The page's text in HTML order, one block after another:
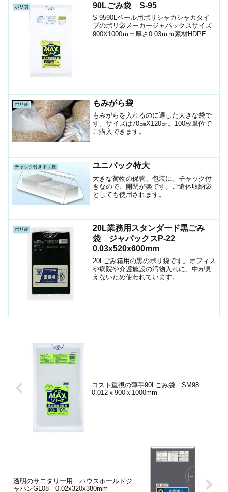
ポリ袋 90Lごみ袋 S-95
S-9590Lペール用ポリシャカシャカタイ
プのポリ袋メーカージャパックスサイズ
900X1000ｍｍ厚さ0.03ｍｍ素材HDPE色
ポリ袋 もみがら袋
もみがらを入れるのに適した大きな袋で
す。サイズは70㎝X120㎝。100枚単位で
ご購入できます。
チャック付きポリ袋 ユニパック特大
大きな荷物の保管、包装に。チャック付
きなので、開閉が楽です。ご遺体収納袋
としても使用されます。
ポリ袋
20L業務用スタンダード黒ごみ
袋 ジャパックスP-22
0.03x520x600mm
20Lごみ箱用の黒のポリ袋です。オフィス
や病院や介護施設の汚物入れに、中が見
えないため使われています。
コスト重視の薄手90Lごみ袋 SM98
0.012ｘ900ｘ1000mm
透明のサニタリー用 ハウスホールドジ
ャパンGL08 0.02x320x380mm